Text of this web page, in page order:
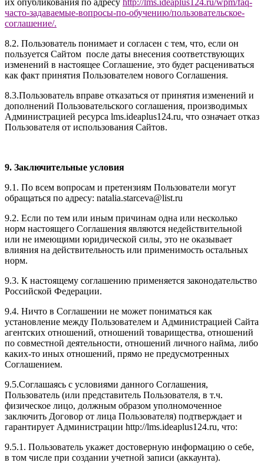
их опубликования по адресу http:// ms.ideaplus1 24.ru/wpm/faq-
часто-задаваемые-вопросы-по-обучению/пользовательское-
соглашение/.
8.2. Пользователь понимает и согласен с тем, что, если он
пользуется Сайтом после даты внесения соответствующих
изменений в настоящее Соглашение, это будет расцениваться
как факт принятия Пользователем нового Соглашения.
8.3.Пользователь вправе отказаться от принятия изменений и
дополнений Пользовательского соглашения, производимых
Администрацией ресурса lms.ideaplus124.ru, что означает отказ
Пользователя от использования Сайтов.
9. Заключительные условия
9.1. По всем вопросам и претензиям Пользователи могут
обращаться по адресу: natalia.starceva@list.ru
9.2. Если по тем или иным причинам одна или несколько
норм настоящего Соглашения являются недействительной
или не имеющими юридической силы, это не оказывает
влияния на действительность или применимость остальных
норм.
9.3. К настоящему соглашению применяется законодательство
Российской Федерации.
9.4. Ничто в Соглашении не может пониматься как
установление между Пользователем и Администрацией Сайта
агентских отношений, отношений товарищества, отношений
по совместной деятельности, отношений личного найма, либо
каких-то иных отношений, прямо не предусмотренных
Соглашением.
9.5.Соглашаясь с условиями данного Соглашения,
Пользователь (или представитель Пользователя, в т.ч.
физическое лицо, должным образом уполномоченное
заключить Договор от лица Пользователя) подтверждает и
гарантирует Администрации http://lms.ideaplus124.ru, что:
9.5.1. Пользователь укажет достоверную информацию о себе,
в том числе при создании учетной записи (аккаунта).